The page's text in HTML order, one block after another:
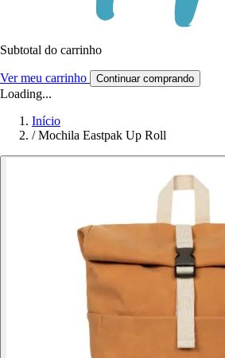
Subtotal do carrinho
Ver meu carrinho Continuar comprando
Loading...
Início
/ Mochila Eastpak Up Roll